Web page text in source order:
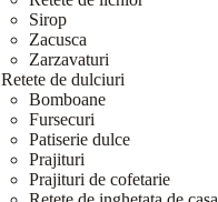
Sirop
Zacusca
Zarzavaturi
Retete de dulciuri
Bomboane
Fursecuri
Patiserie dulce
Prajituri
Prajituri de cofetarie